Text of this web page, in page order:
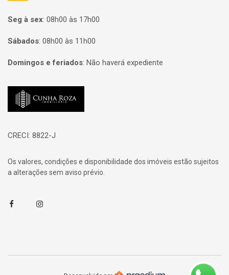
Seg à sex: 08h00 às 17h00
Sábados: 08h00 às 11h00
Domingos e feriados: Não haverá expediente
Página inicial
CRECI: 8822-J
Os valores, condições e disponibilidade dos imóveis estão sujeitos
a alterações sem aviso prévio.
FacebookInstagram